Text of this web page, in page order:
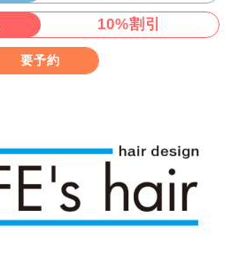
10%割引
要予約